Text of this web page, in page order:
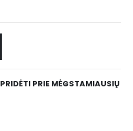
PRIDĖTI PRIE MĖGSTAMIAUSIŲ